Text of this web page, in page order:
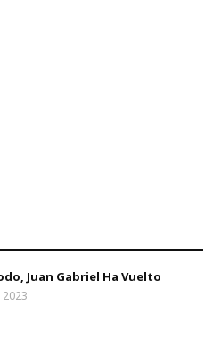
Juan Gabriel Ha Vuelto